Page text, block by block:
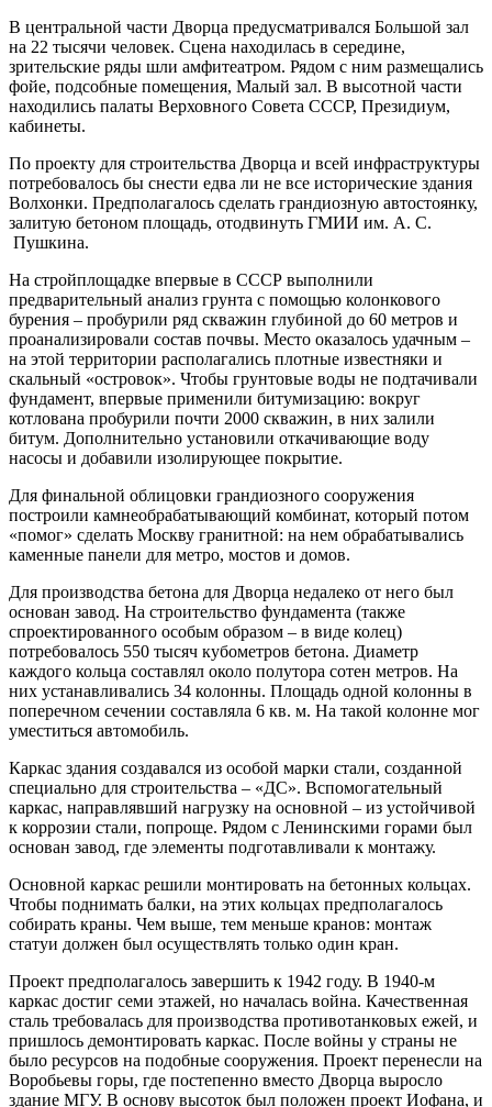
В центральной части Дворца предусматривался Большой зал
на 22 тысячи человек. Сцена находилась в середине,
зрительские ряды шли амфитеатром. Рядом с ним размещались
фойе, подсобные помещения, Малый зал. В высотной части
находились палаты Верховного Совета СССР, Президиум,
кабинеты.
По проекту для строительства Дворца и всей инфраструктуры
потребовалось бы снести едва ли не все исторические здания
Волхонки. Предполагалось сделать грандиозную автостоянку,
залитую бетоном площадь, отодвинуть ГМИИ им. А. С.
Пушкина.
На стройплощадке впервые в СССР выполнили
предварительный анализ грунта с помощью колонкового
бурения – пробурили ряд скважин глубиной до 60 метров и
проанализировали состав почвы. Место оказалось удачным –
на этой территории располагались плотные известняки и
скальный «островок». Чтобы грунтовые воды не подтачивали
фундамент, впервые применили битумизацию: вокруг
котлована пробурили почти 2000 скважин, в них залили
битум. Дополнительно установили откачивающие воду
насосы и добавили изолирующее покрытие.
Для финальной облицовки грандиозного сооружения
построили камнеобрабатывающий комбинат, который потом
«помог» сделать Москву гранитной: на нем обрабатывались
каменные панели для метро, мостов и домов.
Для производства бетона для Дворца недалеко от него был
основан завод. На строительство фундамента (также
спроектированного особым образом – в виде колец)
потребовалось 550 тысяч кубометров бетона. Диаметр
каждого кольца составлял около полутора сотен метров. На
них устанавливались 34 колонны. Площадь одной колонны в
поперечном сечении составляла 6 кв. м. На такой колонне мог
уместиться автомобиль.
Каркас здания создавался из особой марки стали, созданной
специально для строительства – «ДС». Вспомогательный
каркас, направлявший нагрузку на основной – из устойчивой
к коррозии стали, попроще. Рядом с Ленинскими горами был
основан завод, где элементы подготавливали к монтажу.
Основной каркас решили монтировать на бетонных кольцах.
Чтобы поднимать балки, на этих кольцах предполагалось
собирать краны. Чем выше, тем меньше кранов: монтаж
статуи должен был осуществлять только один кран.
Проект предполагалось завершить к 1942 году. В 1940-м
каркас достиг семи этажей, но началась война. Качественная
сталь требовалась для производства противотанковых ежей, и
пришлось демонтировать каркас. После войны у страны не
было ресурсов на подобные сооружения. Проект перенесли на
Воробьевы горы, где постепенно вместо Дворца выросло
здание МГУ. В основу высоток был положен проект Иофана, и